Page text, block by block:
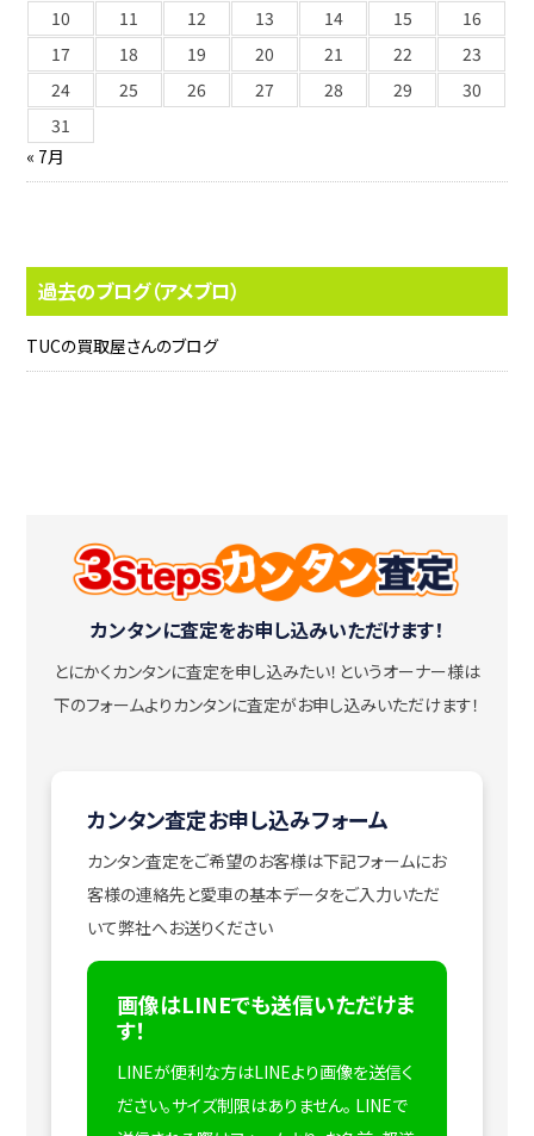
10
11 12 13 14 15
16
17
18 19 20 21 22
23
24
25 26 27 28 29
30
31
« 7月
過去のブログ（アメブロ）
TUCの買取屋さんのブログ
カンタンに査定をお申し込みいただけます！
とにかくカンタンに査定を申し込みたい！ というオーナー様は
下のフォームよりカンタンに査定がお申し込みいただけます！
カンタン査定お申し込みフォーム
カンタン査定をご希望のお客様は下記フォームにお
客様の連絡先と愛車の基本データをご入力いただ
いて弊社へお送りください
画像はLINEでも送信いただけま
す！
LINEが便利な方はLINEより画像を送信く
ださい。サイズ制限はありません。 LINEで